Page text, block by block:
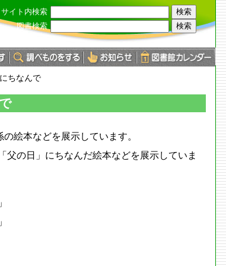
サイト内検索
図書検索
ちなんで
絵本などを展示しています。
父の日」にちなんだ絵本などを展示していま